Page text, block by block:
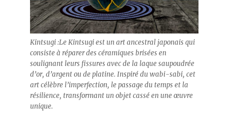
Kintsugi :Le Kintsugi est un art ancestral japonais qui
consiste à réparer des céramiques brisées en
soulignant leurs fissures avec de la laque saupoudrée
d’or, d’argent ou de platine. Inspiré du wabi-sabi, cet
art célèbre l’imperfection, le passage du temps et la
résilience, transformant un objet cassé en une œuvre
unique.